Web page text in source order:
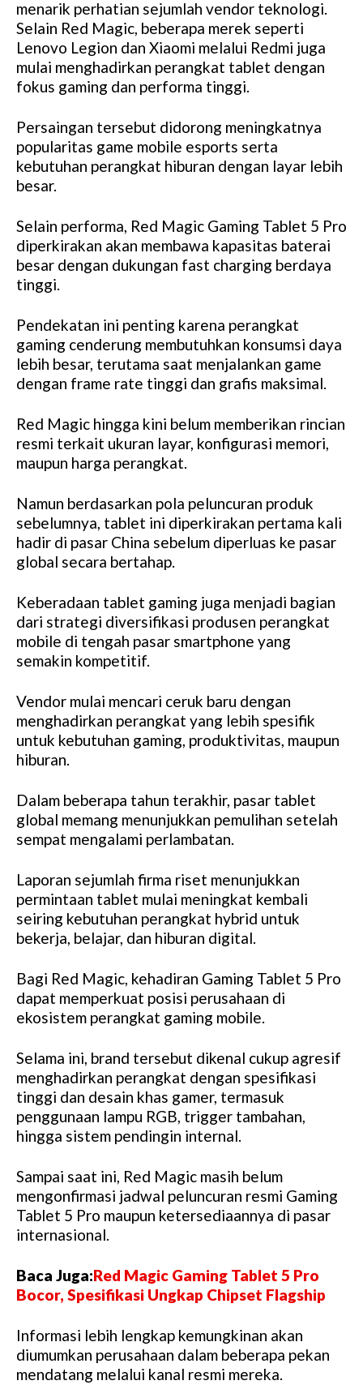
menarik perhatian sejumlah vendor teknologi.
Selain Red Magic, beberapa merek seperti
Lenovo Legion dan Xiaomi melalui Redmi juga
mulai menghadirkan perangkat tablet dengan
fokus gaming dan performa tinggi.
Persaingan tersebut didorong meningkatnya
popularitas game mobile esports serta
kebutuhan perangkat hiburan dengan layar lebih
besar.
Selain performa, Red Magic Gaming Tablet 5 Pro
diperkirakan akan membawa kapasitas baterai
besar dengan dukungan fast charging berdaya
tinggi.
Pendekatan ini penting karena perangkat
gaming cenderung membutuhkan konsumsi daya
lebih besar, terutama saat menjalankan game
dengan frame rate tinggi dan grafis maksimal.
Red Magic hingga kini belum memberikan rincian
resmi terkait ukuran layar, konfigurasi memori,
maupun harga perangkat.
Namun berdasarkan pola peluncuran produk
sebelumnya, tablet ini diperkirakan pertama kali
hadir di pasar China sebelum diperluas ke pasar
global secara bertahap.
Keberadaan tablet gaming juga menjadi bagian
dari strategi diversifikasi produsen perangkat
mobile di tengah pasar smartphone yang
semakin kompetitif.
Vendor mulai mencari ceruk baru dengan
menghadirkan perangkat yang lebih spesifik
untuk kebutuhan gaming, produktivitas, maupun
hiburan.
Dalam beberapa tahun terakhir, pasar tablet
global memang menunjukkan pemulihan setelah
sempat mengalami perlambatan.
Laporan sejumlah firma riset menunjukkan
permintaan tablet mulai meningkat kembali
seiring kebutuhan perangkat hybrid untuk
bekerja, belajar, dan hiburan digital.
Bagi Red Magic, kehadiran Gaming Tablet 5 Pro
dapat memperkuat posisi perusahaan di
ekosistem perangkat gaming mobile.
Selama ini, brand tersebut dikenal cukup agresif
menghadirkan perangkat dengan spesifikasi
tinggi dan desain khas gamer, termasuk
penggunaan lampu RGB, trigger tambahan,
hingga sistem pendingin internal.
Sampai saat ini, Red Magic masih belum
mengonfirmasi jadwal peluncuran resmi Gaming
Tablet 5 Pro maupun ketersediaannya di pasar
internasional.
Baca Juga:Red Magic Gaming Tablet 5 Pro
Bocor, Spesifikasi Ungkap Chipset Flagship
Informasi lebih lengkap kemungkinan akan
diumumkan perusahaan dalam beberapa pekan
mendatang melalui kanal resmi mereka.